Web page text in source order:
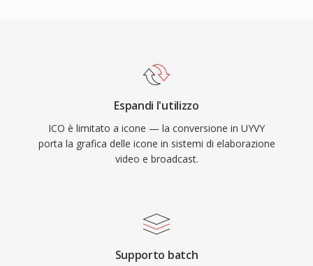
Espandi l'utilizzo
ICO è limitato a icone — la conversione in UYVY
porta la grafica delle icone in sistemi di elaborazione
video e broadcast.
Supporto batch